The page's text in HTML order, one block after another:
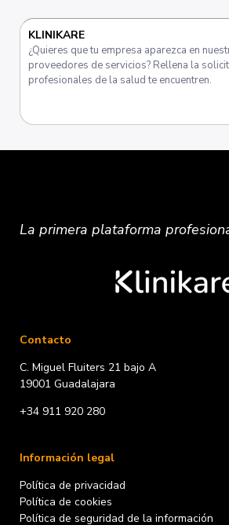
KLINIKARE
¿Quieres que tu empresa aparezca en
proveedores de servicios? Rellena la
profesionales de la salud te encuentren.
La primera plataforma
Contacto
C. Miguel Fluiters 21 bajo A
19001 Guadalajara
+34 911 920 280
Información legal
Política de privacidad
Política de cookies
Política de seguridad de la información